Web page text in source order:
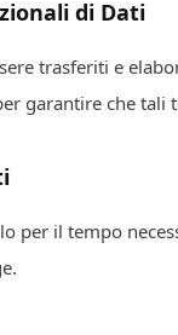
di Dati
trasferiti e
garantire che
per il tempo